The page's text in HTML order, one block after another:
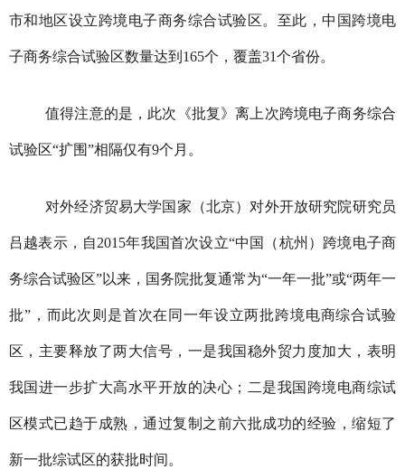
市和地区设立跨境电子商务综合试验区。至此，中国跨境电
子商务综合试验区数量达到165个，覆盖31个省份。
值得注意的是，此次《批复》离上次跨境电子商务综合
试验区“扩围”相隔仅有9个月。
对外经济贸易大学国家（北京）对外开放研究院研究员
吕越表示，自2015年我国首次设立“中国（杭州）跨境电子商
务综合试验区”以来，国务院批复通常为“一年一批”或“两年一
批”，而此次则是首次在同一年设立两批跨境电商综合试验
区，主要释放了两大信号，一是我国稳外贸力度加大，表明
我国进一步扩大高水平开放的决心；二是我国跨境电商综试
区模式已趋于成熟，通过复制之前六批成功的经验，缩短了
新一批综试区的获批时间。